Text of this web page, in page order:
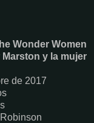
Wonder Women
y la mujer
de 2017